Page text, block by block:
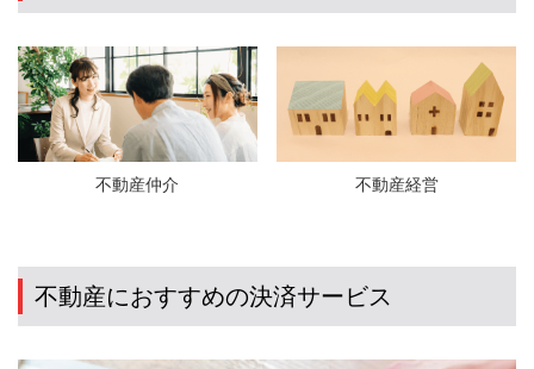
不動産仲介 不動産経営
不動産におすすめの決済サービス